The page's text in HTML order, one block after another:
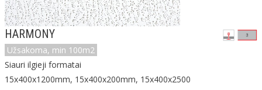
HARMONY
Užsakoma, min 100m2
Siauri ilgieji formatai
15x400x1200mm, 15x400x200mm, 15x400x2500